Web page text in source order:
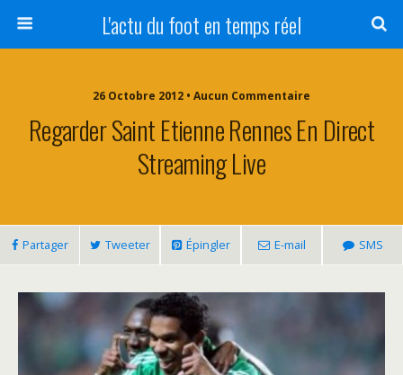
L'actu du foot en temps réel
26 Octobre 2012 • Aucun Commentaire
Regarder Saint Etienne Rennes En Direct
Streaming Live
Partager Tweeter Épingler E-mail SMS